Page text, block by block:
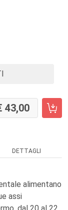
43,00
DETTAGLI
alimentano
assi